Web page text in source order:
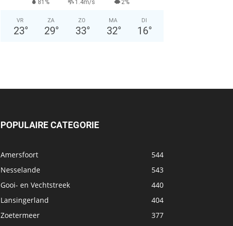
81% 1.4m/s 2%
VR
23°
ZA
29°
ZO
33°
MA
32°
DI
16°
POPULAIRE CATEGORIE
Amersfoort
544
Nesselande
543
Gooi- en Vechtstreek
440
Lansingerland
404
Zoetermeer
377